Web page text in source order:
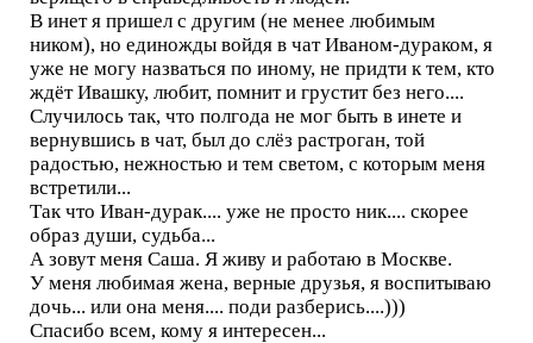
В инет я пришел с другим (не менее любимым
ником), но единожды войдя в чат Иваном-дураком, я
уже не могу назваться по иному, не придти к тем, кто
ждёт Ивашку, любит, помнит и грустит без него....
Случилось так, что полгода не мог быть в инете и
вернувшись в чат, был до слёз растроган, той
радостью, нежностью и тем светом, с которым меня
встретили...
Так что Иван-дурак.... уже не просто ник.... скорее
образ души, судьба...
А зовут меня Саша. Я живу и работаю в Москве.
У меня любимая жена, верные друзья, я воспитываю
дочь... или она меня.... поди разберись....)))
Спасибо всем, кому я интересен...